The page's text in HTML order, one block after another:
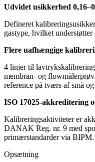
Udvidet usikkerhed
Defineret
gastype, hvilket
Flere uafhængige
4 linjer til
membran- og
reference på tværs af små
ISO 17025-akkreditering
Kalibreringsaktiviteter er
DANAK Reg. nr. 9 med
primærstandarder via BIPM.
Opsætning